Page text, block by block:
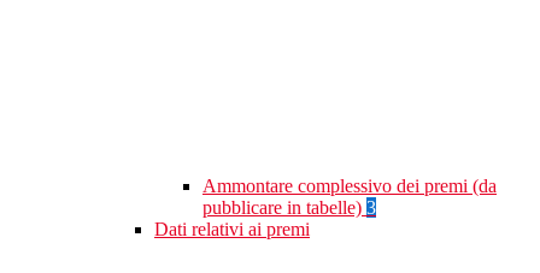
Ammontare complessivo dei premi (da
pubblicare in tabelle) 3
Dati relativi ai premi